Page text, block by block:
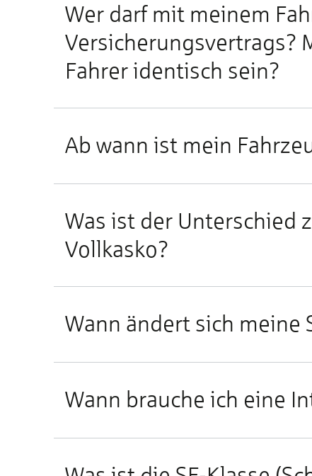
Wer darf mit meinem
Versicherungsvertrags?
Fahrer identisch sein?
Ab wann ist mein
Was ist der Unterschied
Vollkasko?
Wann ändert sich meine
Wann brauche ich eine